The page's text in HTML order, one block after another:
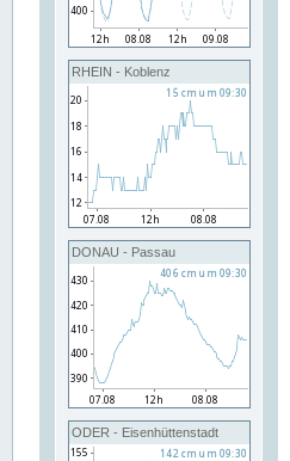
RHEIN - Koblenz
DONAU - Passau
ODER - Eisenhüttenstadt